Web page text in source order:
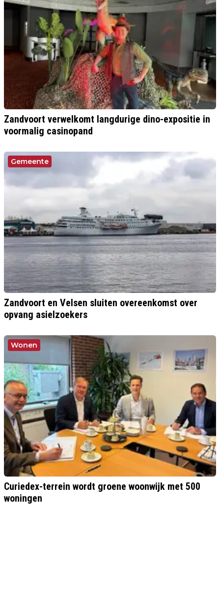
Zandvoort verwelkomt langdurige dino-expositie in
voormalig casinopand
Gemeente
Zandvoort en Velsen sluiten overeenkomst over
opvang asielzoekers
Wonen
Curiedex-terrein wordt groene woonwijk met 500
woningen